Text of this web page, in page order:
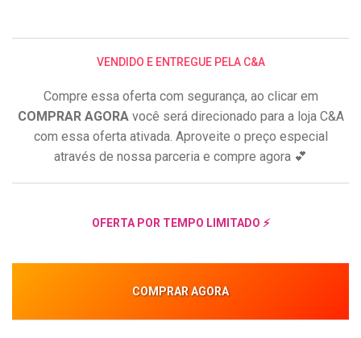
VENDIDO E ENTREGUE PELA C&A
Compre essa oferta com segurança, ao clicar em
COMPRAR AGORA você será direcionado para a loja C&A
com essa oferta ativada. Aproveite o preço especial
através de nossa parceria e compre agora 💕
OFERTA POR TEMPO LIMITADO ⚡
COMPRAR AGORA